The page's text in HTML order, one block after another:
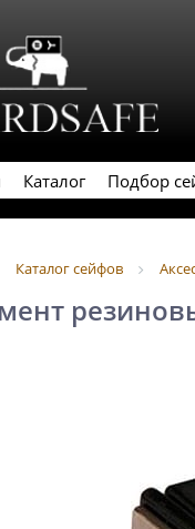
Каталог Подбор
Каталог сейфов